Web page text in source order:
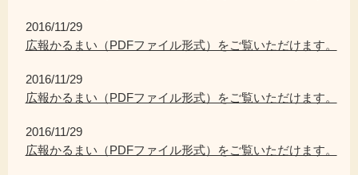
2016/11/29
広報かるまい（PDFファイル形式）をご覧いただけます。
2016/11/29
広報かるまい（PDFファイル形式）をご覧いただけます。
2016/11/29
広報かるまい（PDFファイル形式）をご覧いただけます。